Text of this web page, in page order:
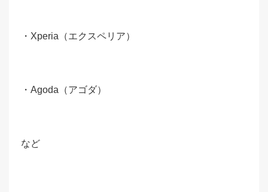
・Xperia（エクスペリア）
・Agoda（アゴダ）
など